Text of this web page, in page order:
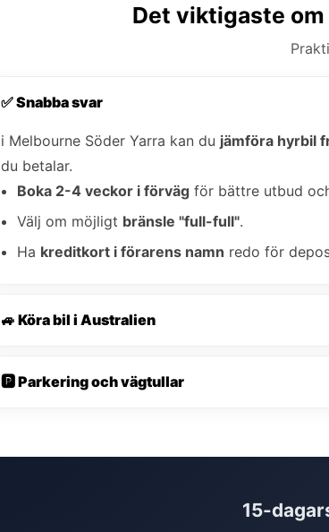
Det viktigaste om
✅ Snabba svar
i Melbourne Söder Yarra kan du jämföra hyrbil
du betalar.
Boka 2-4 veckor i förväg för bättre utbud
Välj om möjligt bränsle "full-full".
Ha kreditkort i förarens namn redo för
🚙 Köra bil i Australien
🅿️ Parkering och vägtullar
15-